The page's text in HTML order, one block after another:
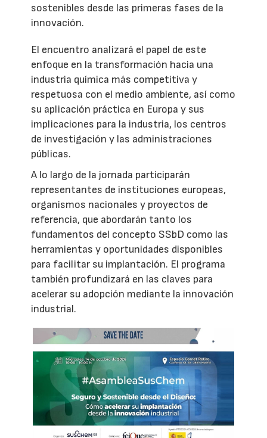
sostenibles desde las primeras fases de la
innovación.
El encuentro analizará el papel de este
enfoque en la transformación hacia una
industria química más competitiva y
respetuosa con el medio ambiente, así como
su aplicación práctica en Europa y sus
implicaciones para la industria, los centros
de investigación y las administraciones
públicas.
A lo largo de la jornada participarán
representantes de instituciones europeas,
organismos nacionales y proyectos de
referencia, que abordarán tanto los
fundamentos del concepto SSbD como las
herramientas y oportunidades disponibles
para facilitar su implantación. El programa
también profundizará en las claves para
acelerar su adopción mediante la innovación
industrial.